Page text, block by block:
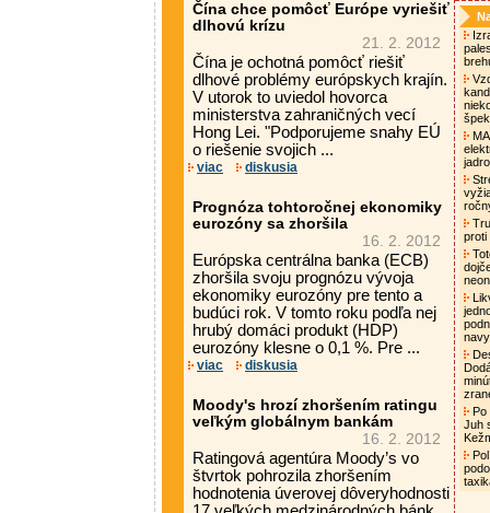
Čína chce pomôcť Európe vyriešiť
dlhovú krízu
21. 2. 2012
Čína je ochotná pomôcť riešiť
dlhové problémy európskych krajín.
V utorok to uviedol hovorca
ministerstva zahraničných vecí
Hong Lei. "Podporujeme snahy EÚ
o riešenie svojich ...
viac diskusia
Prognóza tohtoročnej ekonomiky
eurozóny sa zhoršila
16. 2. 2012
Európska centrálna banka (ECB)
zhoršila svoju prognózu vývoja
ekonomiky eurozóny pre tento a
budúci rok. V tomto roku podľa nej
hrubý domáci produkt (HDP)
eurozóny klesne o 0,1 %. Pre ...
viac diskusia
Moody's hrozí zhoršením ratingu
veľkým globálnym bankám
16. 2. 2012
Ratingová agentúra Moody’s vo
štvrtok pohrozila zhoršením
hodnotenia úverovej dôveryhodnosti
proti
Po
Juh